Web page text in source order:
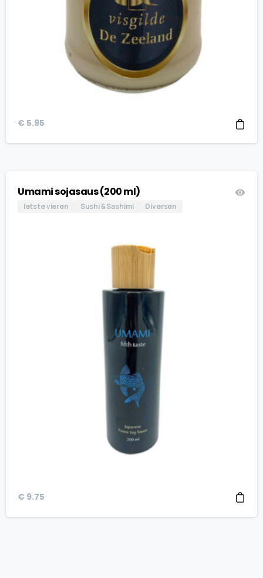
€ 5.95
Umami sojasaus (200 ml)
Iets te vieren Sushi & Sashimi Diversen
€ 9.75